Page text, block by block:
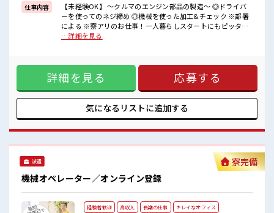
■職場の雰囲気
《男性スタッフさんも多数カツヤク中》
分からないことも聞きやすい職場！
「吉富」駅より無料送迎バス有★
売店・社員食堂・ロッカー完備！
仕事内容
【未経験OK】 ～クルマのエンジン部品の製造～ ◎ドライバ
ーを使ってのネジ締め ◎機械を使った加工&チェック ※部署
による ※寮アリのお仕事！一人暮らしスタートにもピッタリ
♪ ■お仕事PR ＼◎*人気の京都エリアで1人暮らし◎*/ なん
ススメ↓↓ TV/冷蔵庫/洗濯機/エアコンなどは備え付け！ 赴任
時は現地までの移動交通費も規定支給！ ＼◎*無期雇用派遣
◎*/ ◎当社と期間制限のない雇用契約を結んだ上で、 派遣先
で働けます◎ 大手企業の技術を身につけてスキルUPを目指し
ませんか(*≧∀≦) ■職場の雰囲気 《男性スタッフさんも多数
カツヤク中》 分からないことも聞きやすい職場！ 空調完備で
「吉富」駅より無料送迎バス有★ 売店・社員食堂・ロッカー
完備！ #ryo
…詳細を見る
詳細を見る 応募する
気になるリストに追加する
派遣
機械オペレーター／オンライン登録
寮完備
経験者歓迎 高収入 長期の仕事
キレイなオフィス